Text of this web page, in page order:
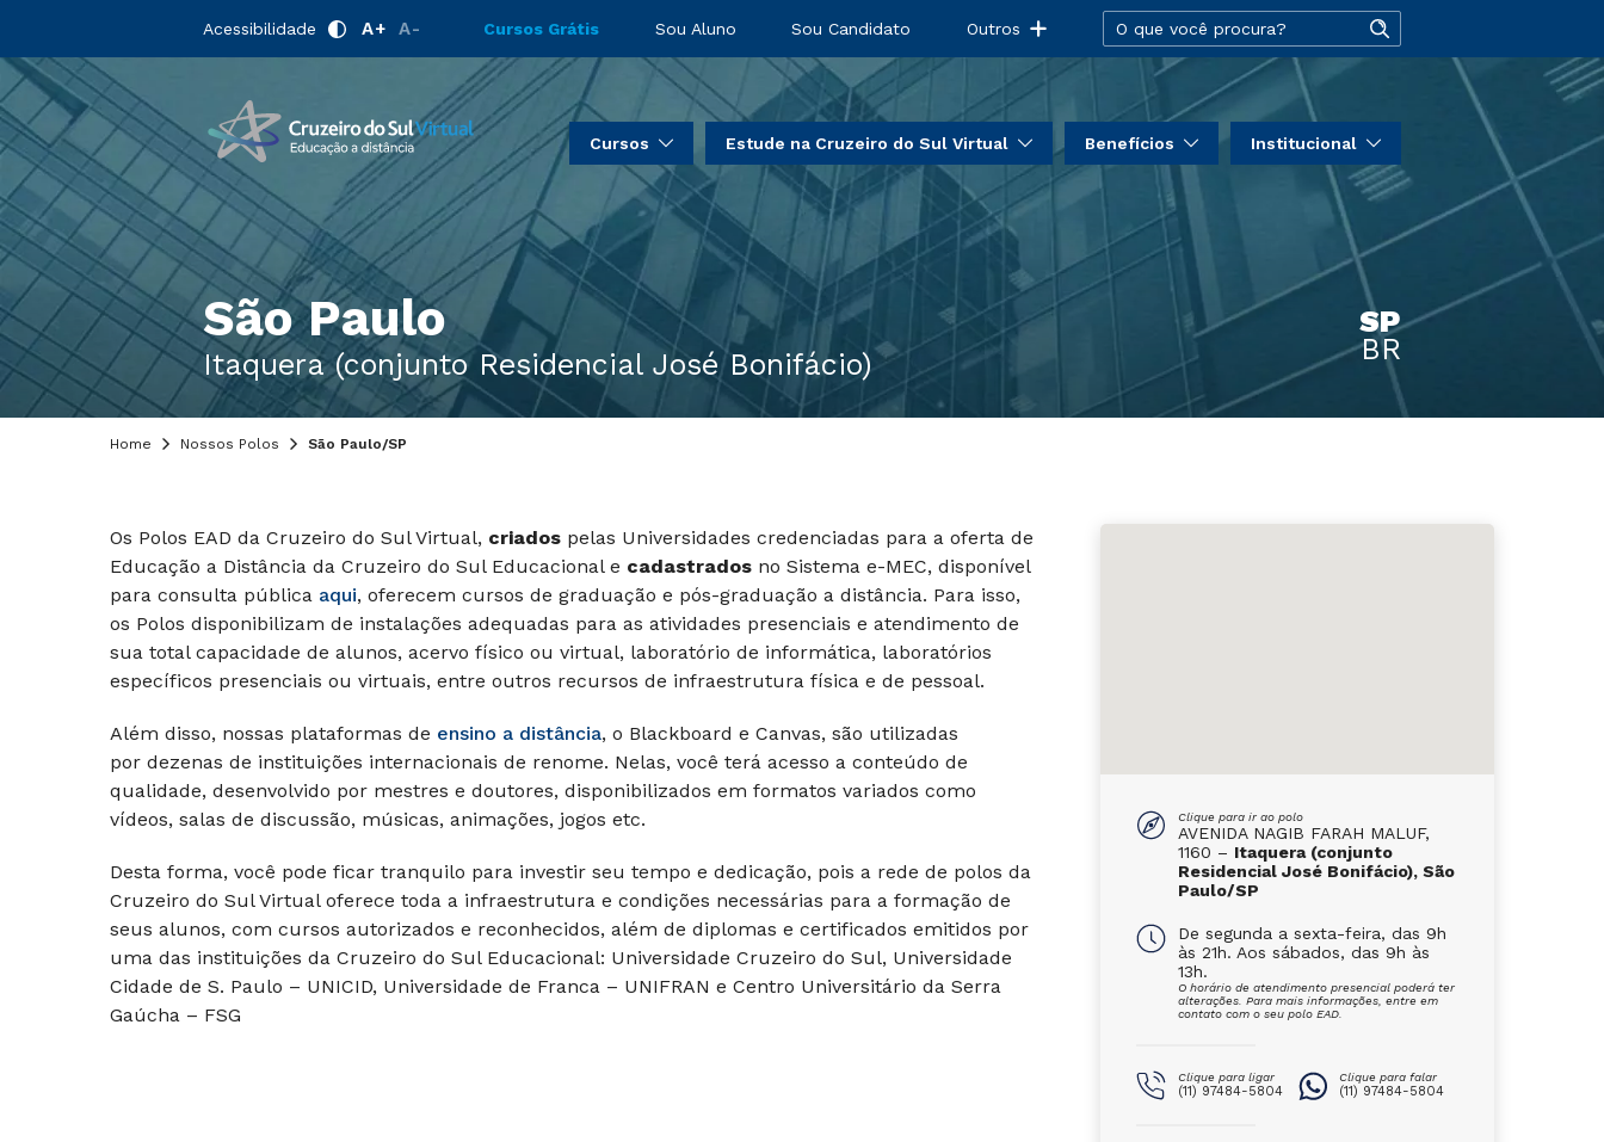
Acessibilidade A+ A- Cursos Grátis Sou Aluno Sou Candidato Outros
Cursos Estude na Cruzeiro do Sul Virtual Benefícios Institucional
São Paulo
Itaquera (conjunto Residencial José Bonifácio)
SP
BR
Home Nossos Polos São Paulo/SP
Os Polos EAD da Cruzeiro do Sul Virtual, criados pelas Universidades credenciadas para a oferta de
Educação a Distância da Cruzeiro do Sul Educacional e cadastrados no Sistema e-MEC, disponível
para consulta pública aqui, oferecem cursos de graduação e pós-graduação a distância. Para isso,
os Polos disponibilizam de instalações adequadas para as atividades presenciais e atendimento de
sua total capacidade de alunos, acervo físico ou virtual, laboratório de informática, laboratórios
específicos presenciais ou virtuais, entre outros recursos de infraestrutura física e de pessoal.
Além disso, nossas plataformas de ensino a distância, o Blackboard e Canvas, são utilizadas
por dezenas de instituições internacionais de renome. Nelas, você terá acesso a conteúdo de
qualidade, desenvolvido por mestres e doutores, disponibilizados em formatos variados como
vídeos, salas de discussão, músicas, animações, jogos etc.
Desta forma, você pode ficar tranquilo para investir seu tempo e dedicação, pois a rede de polos da
Cruzeiro do Sul Virtual oferece toda a infraestrutura e condições necessárias para a formação de
seus alunos, com cursos autorizados e reconhecidos, além de diplomas e certificados emitidos por
uma das instituições da Cruzeiro do Sul Educacional: Universidade Cruzeiro do Sul, Universidade
Cidade de S. Paulo – UNICID, Universidade de Franca – UNIFRAN e Centro Universitário da Serra
Gaúcha – FSG
Clique para ir ao polo
AVENIDA NAGIB FARAH MALUF,
1160 – Itaquera (conjunto
Residencial José Bonifácio), São
Paulo/SP
De segunda a sexta-feira, das 9h
às 21h. Aos sábados, das 9h às
13h.
O horário de atendimento presencial poderá ter
alterações. Para mais informações, entre em
contato com o seu polo EAD.
Clique para ligar
(11) 97484-5804
Clique para falar
(11) 97484-5804